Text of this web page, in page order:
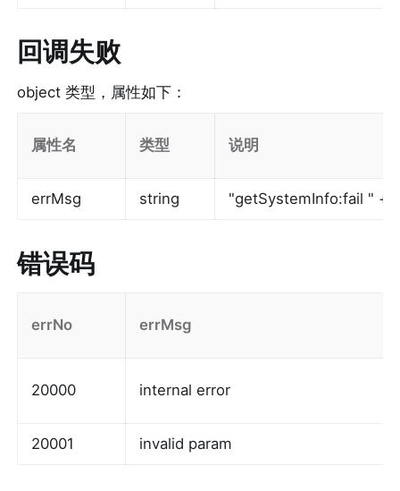
回调失败
object 类型，属性如下：
属性名 类型 说明
errMsg string "getSystemInfo:fail " +
错误码
errNo errMsg
20000 internal error
20001 invalid param